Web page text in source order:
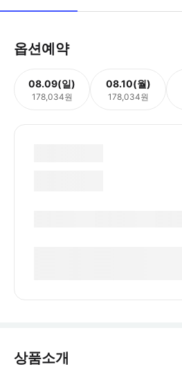
옵션예약
08.09(일)
178,034원
08.10(월)
178,034원
상품소개